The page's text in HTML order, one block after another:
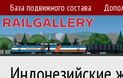
База подвижного состава